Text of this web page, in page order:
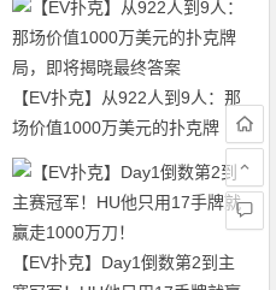
【EV扑克】从922人到9人：那
场价值1000万美元的扑克牌
局，即将揭晓最终答案
【EV扑克】Day1倒数第2到主